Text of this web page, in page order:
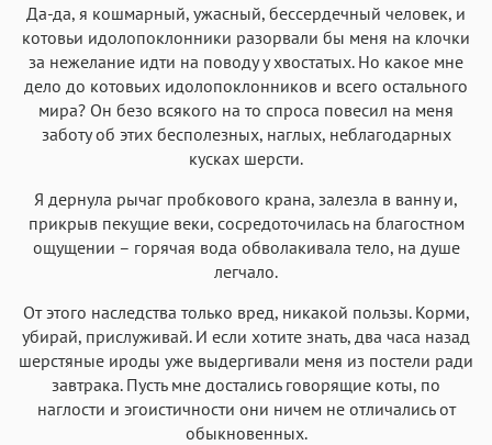
Да-да, я кошмарный, ужасный, бессердечный человек, и
котовьи идолопоклонники разорвали бы меня на клочки
за нежелание идти на поводу у хвостатых. Но какое мне
дело до котовьих идолопоклонников и всего остального
мира? Он безо всякого на то спроса повесил на меня
заботу об этих бесполезных, наглых, неблагодарных
кусках шерсти.
Я дернула рычаг пробкового крана, залезла в ванну и,
прикрыв пекущие веки, сосредоточилась на благостном
ощущении – горячая вода обволакивала тело, на душе
легчало.
От этого наследства только вред, никакой пользы. Корми,
убирай, прислуживай. И если хотите знать, два часа назад
шерстяные ироды уже выдергивали меня из постели ради
завтрака. Пусть мне достались говорящие коты, по
наглости и эгоистичности они ничем не отличались от
обыкновенных.